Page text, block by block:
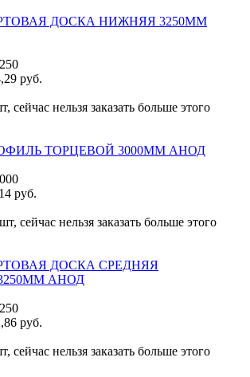
ДОСКА НИЖНЯЯ 3250ММ
руб.
сейчас нельзя заказать больше этого
ТОРЦЕВОЙ 3000ММ АНОД
руб.
сейчас нельзя заказать больше этого
ДОСКА СРЕДНЯЯ
АНОД
руб.
сейчас нельзя заказать больше этого